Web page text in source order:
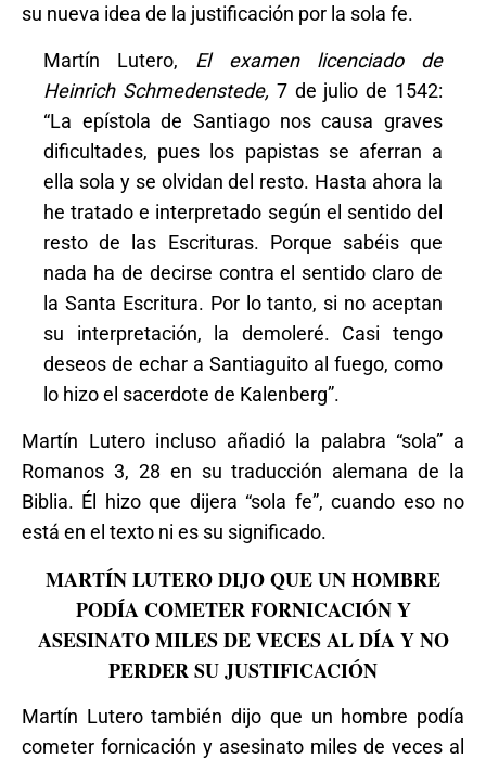
su nueva idea de la justificación por la sola fe.
Martín Lutero, El examen licenciado de
Heinrich Schmedenstede, 7 de julio de 1542:
“La epístola de Santiago nos causa graves
dificultades, pues los papistas se aferran a
ella sola y se olvidan del resto. Hasta ahora la
he tratado e interpretado según el sentido del
resto de las Escrituras. Porque sabéis que
nada ha de decirse contra el sentido claro de
la Santa Escritura. Por lo tanto, si no aceptan
su interpretación, la demoleré. Casi tengo
deseos de echar a Santiaguito al fuego, como
lo hizo el sacerdote de Kalenberg”.
Martín Lutero incluso añadió la palabra “sola” a
Romanos 3, 28 en su traducción alemana de la
Biblia. Él hizo que dijera “sola fe”, cuando eso no
está en el texto ni es su significado.
MARTÍN LUTERO DIJO QUE UN HOMBRE
PODÍA COMETER FORNICACIÓN Y
ASESINATO MILES DE VECES AL DÍA Y NO
PERDER SU JUSTIFICACIÓN
Martín Lutero también dijo que un hombre podía
cometer fornicación y asesinato miles de veces al